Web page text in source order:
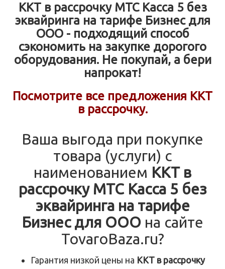
ККТ в рассрочку МТС Касса 5 без
эквайринга на тарифе Бизнес для
ООО - подходящий способ
сэкономить на закупке дорогого
оборудования. Не покупай, а бери
напрокат!
Посмотрите все предложения ККТ
в рассрочку.
Ваша выгода при покупке
товара (услуги) с
наименованием ККТ в
рассрочку МТС Касса 5 без
эквайринга на тарифе
Бизнес для ООО на сайте
TovaroBaza.ru?
Гарантия низкой цены на ККТ в рассрочку